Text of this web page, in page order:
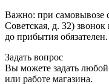
Важно: при самовывозе
Советская, д. 32) звонок
до прибытия обязателен.
Задать вопрос
Вы можете задать
или работе магазина.